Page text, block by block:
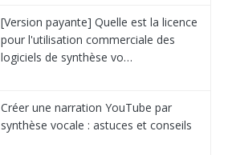
[Version payante] Quelle est la licence
pour l'utilisation commerciale des
logiciels de synthèse vo…
Créer une narration YouTube par
synthèse vocale : astuces et conseils